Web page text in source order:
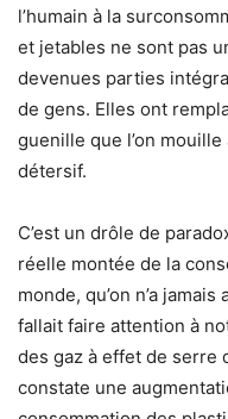
l’humain à la
et jetables ne sont pas
devenues parties
de gens. Elles ont
guenille que l’on
détersif.
C’est un drôle de
réelle montée de la
monde, qu’on n’a
fallait faire attention à
des gaz à effet de serre
constate une